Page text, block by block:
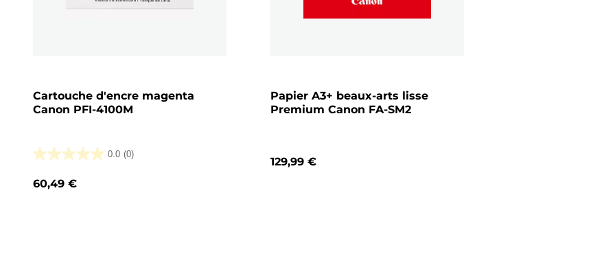
Cartouche d'encre magenta
Canon PFI-4100M
0.0 (0)
0.0
sur
60,49 €
Papier A3+ beaux-arts lisse
Premium Canon FA-SM2
129,99 €